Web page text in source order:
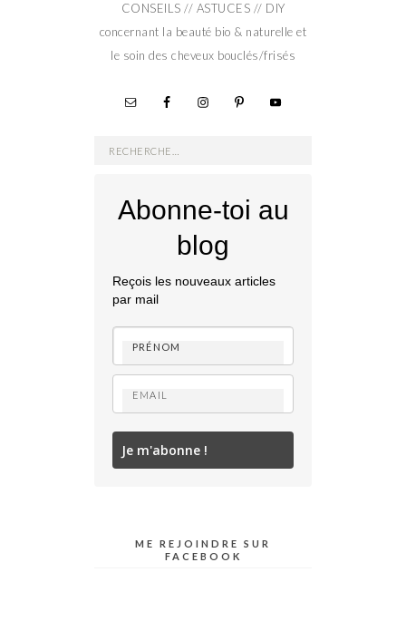
CONSEILS // ASTUCES // DIY
concernant la beauté bio & naturelle et
le soin des cheveux bouclés/frisés
Rechercher :
Abonne-toi au
blog
Reçois les nouveaux articles
par mail
Je m'abonne !
ME REJOINDRE SUR
FACEBOOK